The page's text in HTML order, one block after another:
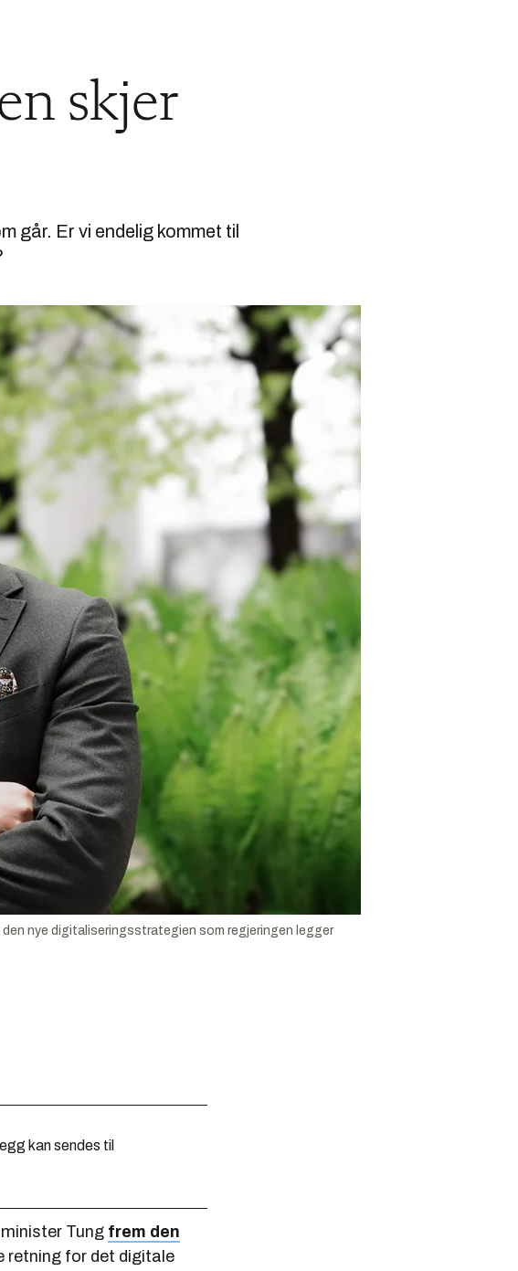
skjer
går. Er vi endelig kommet til
nye digitaliseringsstrategien som regjeringen legger
kan sendes til
Tung frem den
retning for det digitale